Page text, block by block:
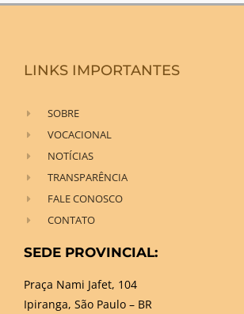
LINKS IMPORTANTES
SOBRE
VOCACIONAL
NOTÍCIAS
TRANSPARÊNCIA
FALE CONOSCO
CONTATO
SEDE PROVINCIAL:
Praça Nami Jafet, 104
Ipiranga, São Paulo – BR